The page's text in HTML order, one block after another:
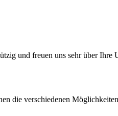
und freuen uns sehr über Ihre
die verschiedenen